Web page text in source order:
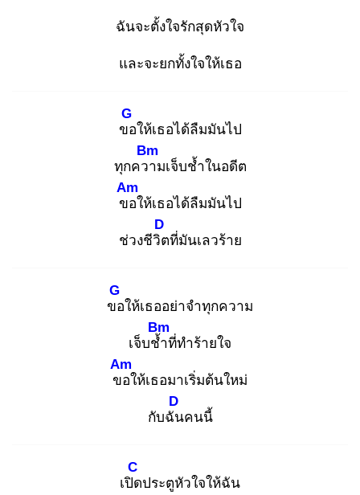
ฉันจะตั้งใจรักสุดหัวใจ
และจะยกทั้งใจให้เธอ
ขอ
G
ให้เธอได้ลืมมันไป
ทุกควา
Bm
มเจ็บช้ำในอดีต
ขอ
Am
ให้เธอได้ลืมมันไป
ช่วงชีวิต
D
ที่มันเลวร้าย
ขอ
G
ให้เธออย่าจำทุกความ
เจ็บช้ำ
Bm
ที่ทำร้ายใจ
ขอ
Am
ให้เธอมาเริ่มต้นใหม่
กับฉัน
D
คนนี้
เปิด
C
ประตูหัวใจให้ฉัน